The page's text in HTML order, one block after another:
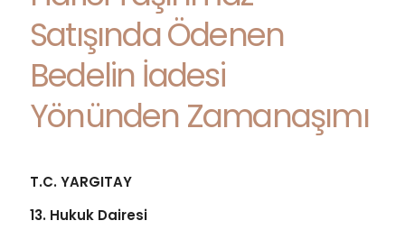
Satışında Ödenen
Bedelin İadesi
Yönünden Zamanaşımı
T.C. YARGITAY
13. Hukuk Dairesi